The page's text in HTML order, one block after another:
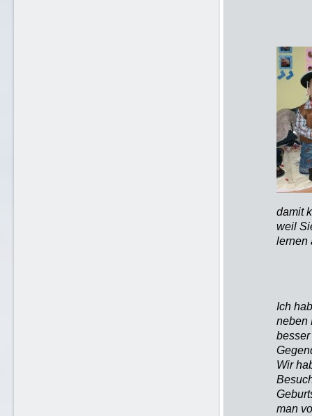
damit
weil
lernen
Ich
neben
Wir
man